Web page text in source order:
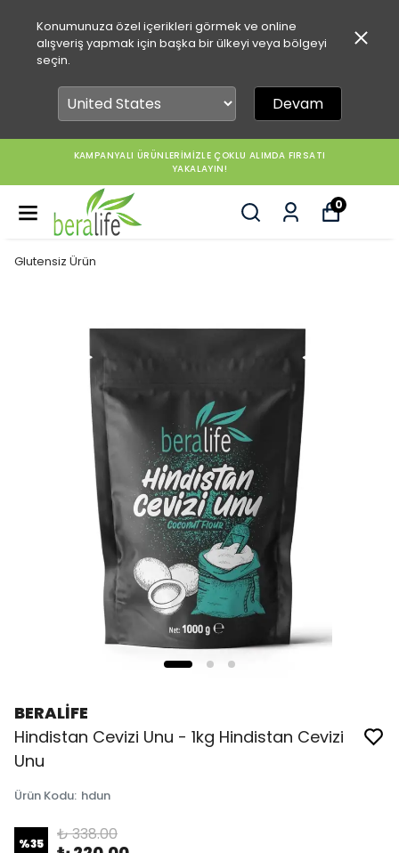
Konumunuza özel içerikleri görmek ve online
alışveriş yapmak için başka bir ülkeyi veya bölgeyi
seçin.
Devam
KAMPANYALI ÜRÜNLERİMİZLE ÇOKLU ALIMDA FIRSATI
YAKALAYIN!
0
Glutensiz Ürün
BERALİFE
Hindistan Cevizi Unu - 1kg Hindistan Cevizi
Unu
Ürün Kodu: hdun
%35 ₺ 338.00